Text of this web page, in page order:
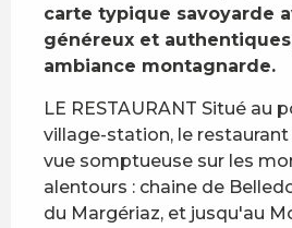
carte typique savoyarde
généreux et
ambiance montagnarde.
LE RESTAURANT Situé au
village-station, le
vue somptueuse sur les
alentours : chaine de
du Margériaz, et jusqu'au